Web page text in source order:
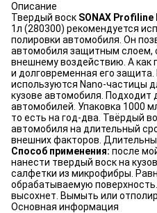
Описание
Твердый воск SONAX Profiline
1л (280300) рекомендуется
полировки автомобиля. Он
автомобиля защитным слоем,
внешнему воздействию. А как
и долговременная его
используются Nano-частицы
кузове автомобиля. Подходит
автомобилей. Упаковка 1000
то есть на год-два. Твёрдый
автомобиля на длительный
внешних факторов.
Способ применения: после
нанести твердый воск на
салфетки из микрофибры.
обрабатываемую
высохнет. Вымыть или
Основная информация